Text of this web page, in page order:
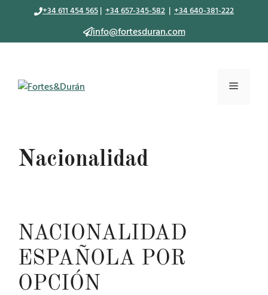
+34 611 454 565 | +34 657-345-582 | +34 640-381-222
info@fortesduran.com
Menú
Nacionalidad
NACIONALIDAD
ESPAÑOLA POR
OPCIÓN